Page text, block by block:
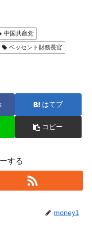
中国共産党
ベッセント財務長官
はてブ
コピー
する
money1